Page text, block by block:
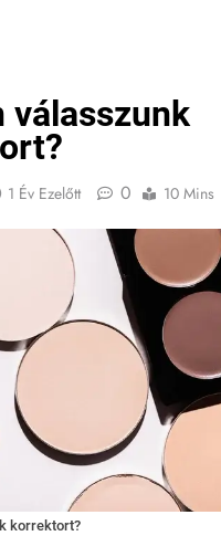
válasszunk
1 Év Ezelőtt 0 10 Mins
korrektort?